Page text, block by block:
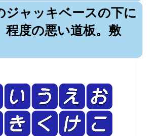
ジャッキベースの下に
程度の悪い道板。敷